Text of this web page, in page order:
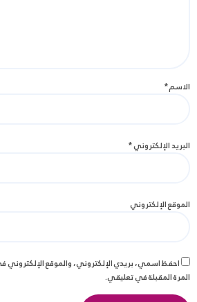
الاسم*
البريد الإلكتروني*
الموقع الإلكتروني
احفظ اسمي، بريدي الإلكتروني، والموقع
المرة المقبلة في تعليقي.